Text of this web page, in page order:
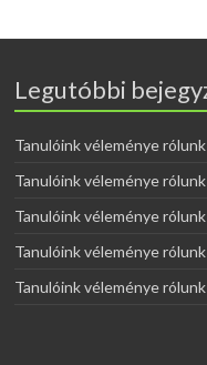
Legutóbbi
Tanulóink véleménye
Tanulóink véleménye
Tanulóink véleménye
Tanulóink véleménye
Tanulóink véleménye